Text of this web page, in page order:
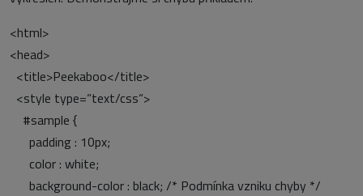
<html>
<head>
<title>Peekaboo</title>
<style type=“text/css“>
#sample {
padding : 10px;
color : white;
background-color : black; /* Podmínka vzniku chyby */